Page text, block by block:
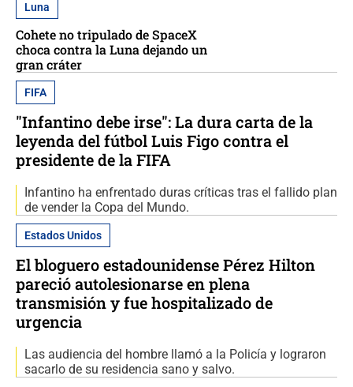
Luna
Cohete no tripulado de SpaceX
choca contra la Luna dejando un
gran cráter
FIFA
"Infantino debe irse": La dura carta de la
leyenda del fútbol Luis Figo contra el
presidente de la FIFA
Infantino ha enfrentado duras críticas tras el fallido plan
de vender la Copa del Mundo.
Estados Unidos
El bloguero estadounidense Pérez Hilton
pareció autolesionarse en plena
transmisión y fue hospitalizado de
urgencia
Las audiencia del hombre llamó a la Policía y lograron
sacarlo de su residencia sano y salvo.